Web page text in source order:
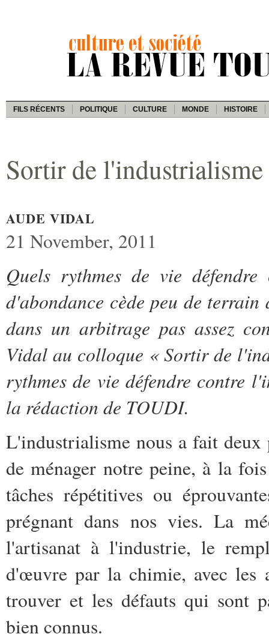
FILS RÉCENTS POLITIQUE CULTURE MONDE HISTOIRE
Sortir de l'industrialisme
AUDE VIDAL
21 November, 2011
Quels rythmes de vie
d'abondance cède peu de
dans un arbitrage pas assez
Vidal au colloque « Sortir de
rythmes de vie défendre contre
la rédaction de TOUDI.
L'industrialisme nous a fait deux
de ménager notre peine, à la
tâches répétitives ou
prégnant dans nos vies. La
l'artisanat à l'industrie, le
d'œuvre par la chimie, avec les
trouver et les défauts qui sont
bien connus.